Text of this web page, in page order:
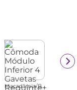
Macadâmia/B...